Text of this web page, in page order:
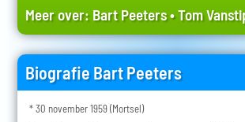
Meer over: Bart Peeters•Tom
Biografie Bart Peeters
* 30 november 1959 (Mortsel)